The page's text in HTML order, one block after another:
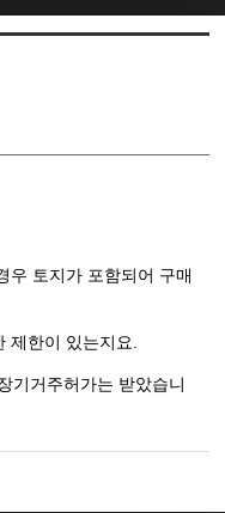
우 토지가 포함되어 구매
제한이 있는지요.
기거주허가는 받았습니